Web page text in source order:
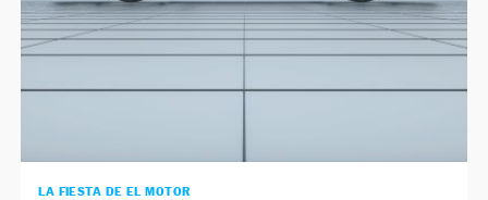
LA FIESTA DE EL MOTOR